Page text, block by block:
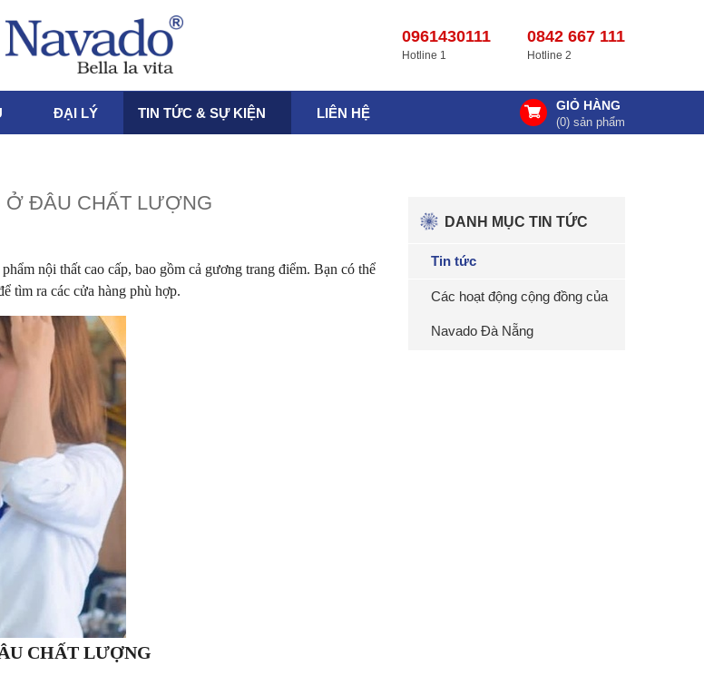
0961430111
Hotline 1
0842 667 111
Hotline 2
ĐẠI LÝ TIN TỨC & SỰ KIỆN LIÊN HỆ GIỎ HÀNG
(0) sản phẩm
ĐÂU CHẤT LƯỢNG
nội thất cao cấp, bao gồm cả gương trang điểm. Bạn có thể
tìm ra các cửa hàng phù hợp.
CHẤT LƯỢNG
DANH MỤC TIN TỨC
Tin tức
Các hoạt động cộng đồng của
Navado Đà Nẵng